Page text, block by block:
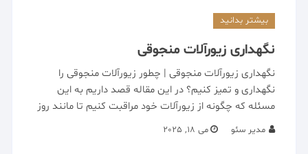
بیشتر بدانید
نگهداری زیورآلات منجوقی
نگهداری زیورآلات منجوقی | چطور زیورآلات منجوقی را
نگهداری و تمیز کنیم؟ در این مقاله قصد داریم به این
مسئله که چگونه از زیورآلات خود مراقبت کنیم تا مانند روز
مدیر سئو می 18, 2025